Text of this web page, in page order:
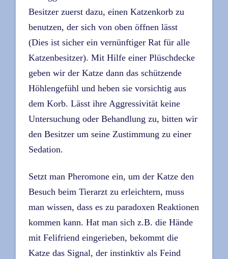
Besitzer zuerst dazu, einen Katzenkorb zu
benutzen, der sich von oben öffnen lässt
(Dies ist sicher ein vernünftiger Rat für alle
Katzenbesitzer). Mit Hilfe einer Plüschdecke
geben wir der Katze dann das schützende
Höhlengefühl und heben sie vorsichtig aus
dem Korb. Lässt ihre Aggressivität keine
Untersuchung oder Behandlung zu, bitten wir
den Besitzer um seine Zustimmung zu einer
Sedation.
Setzt man Pheromone ein, um der Katze den
Besuch beim Tierarzt zu erleichtern, muss
man wissen, dass es zu paradoxen Reaktionen
kommen kann. Hat man sich z.B. die Hände
mit Felifriend eingerieben, bekommt die
Katze das Signal, der instinktiv als Feind